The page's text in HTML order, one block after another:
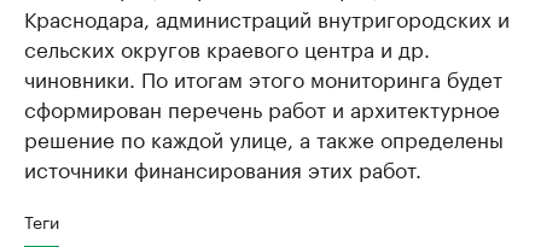
Краснодара, администраций внутригородских и
сельских округов краевого центра и др.
чиновники. По итогам этого мониторинга будет
сформирован перечень работ и архитектурное
решение по каждой улице, а также определены
источники финансирования этих работ.
Теги